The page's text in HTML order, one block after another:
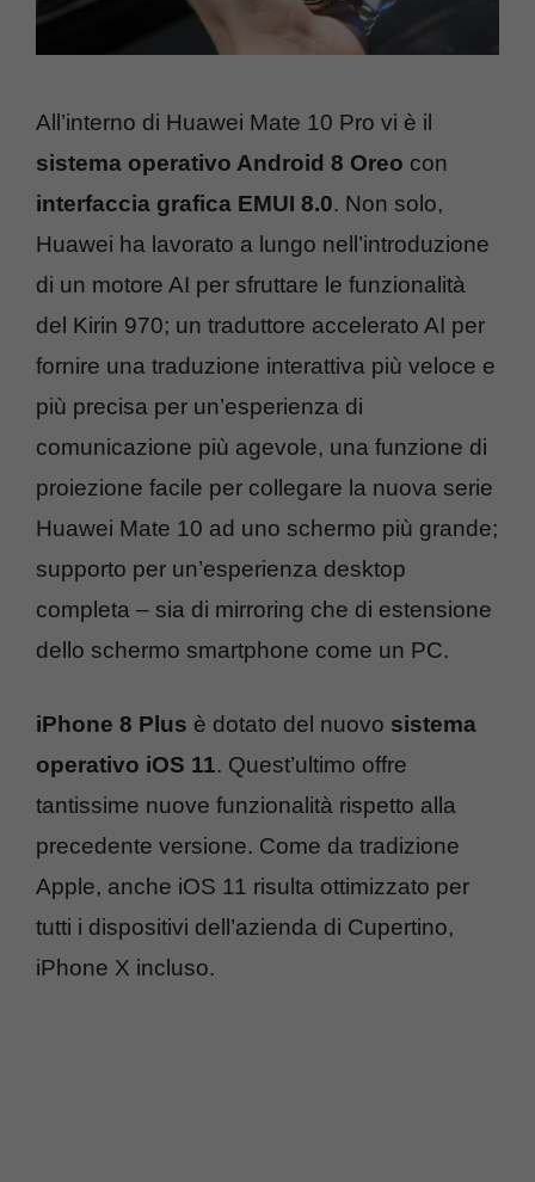
All’interno di Huawei Mate 10 Pro vi è il
sistema operativo Android 8 Oreo con
interfaccia grafica EMUI 8.0. Non solo,
Huawei ha lavorato a lungo nell’introduzione
di un motore AI per sfruttare le funzionalità
del Kirin 970; un traduttore accelerato AI per
fornire una traduzione interattiva più veloce e
più precisa per un’esperienza di
comunicazione più agevole, una funzione di
proiezione facile per collegare la nuova serie
Huawei Mate 10 ad uno schermo più grande;
supporto per un’esperienza desktop
completa – sia di mirroring che di estensione
dello schermo smartphone come un PC.
iPhone 8 Plus è dotato del nuovo sistema
operativo iOS 11. Quest’ultimo offre
tantissime nuove funzionalità rispetto alla
precedente versione. Come da tradizione
Apple, anche iOS 11 risulta ottimizzato per
tutti i dispositivi dell’azienda di Cupertino,
iPhone X incluso.